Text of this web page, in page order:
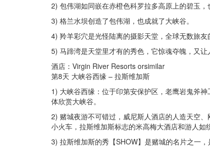
2) 包伟湖如同嵌在赤橙色科罗拉多高原上的碧玉，
3) 格兰水坝创造了包伟湖，也成就了大峡谷。
4) 羚羊彩穴是光怪陆离的摄影天堂，全球无数旅
5) 马蹄湾是天堂里才有的秀色，它惊魂夺魄，又让
酒店：Virgin River Resorts orsimilar
第8天 大峡谷西缘 – 拉斯维加斯
1) 大峡谷西缘：位于印第安保护区，老鹰岩鬼斧
体欣赏大峡谷。
2) 赌城夜游不可错过，威尼斯人酒店的人造天空
小火车，拉斯维加斯标志的米高梅大酒店和游人如
3) 拉斯维加斯的秀【SHOW】是赌城的名片之一，